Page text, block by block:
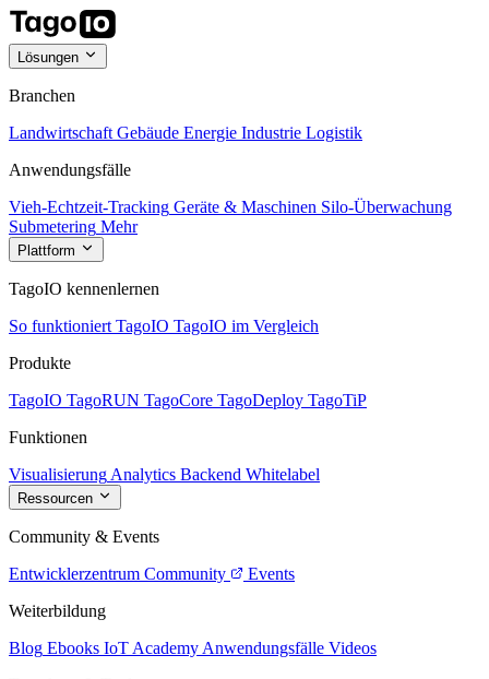
Lösungen
Branchen
Landwirtschaft Gebäude Energie Industrie Logistik
Anwendungsfälle
Vieh-Echtzeit-Tracking Geräte & Maschinen Silo-Überwachung
Submetering Mehr
Plattform
TagoIO kennenlernen
So funktioniert TagoIO TagoIO im Vergleich
Produkte
TagoIO TagoRUN TagoCore TagoDeploy TagoTiP
Funktionen
Visualisierung Analytics Backend Whitelabel
Ressourcen
Community & Events
Entwicklerzentrum Community
Events
Weiterbildung
Blog Ebooks IoT Academy Anwendungsfälle Videos